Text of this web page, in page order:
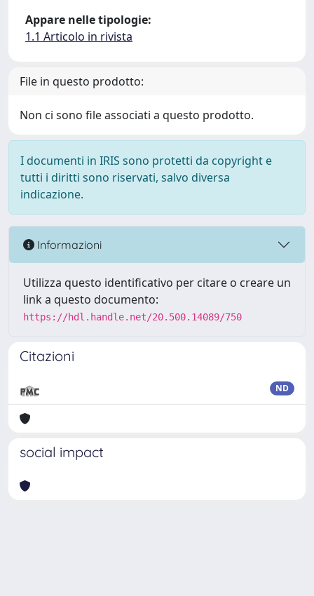
Appare nelle tipologie:
1.1 Articolo in rivista
File in questo prodotto:
Non ci sono file associati a questo prodotto.
I documenti in IRIS sono protetti da copyright e
tutti i diritti sono riservati, salvo diversa
indicazione.
Informazioni
Utilizza questo identificativo per citare o creare un
link a questo documento:
https://hdl.handle.net/20.500.14089/750
Citazioni
ND
social impact